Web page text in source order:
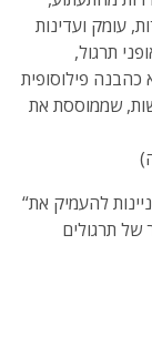
עומק ועדינות
תרגול,
פילוסופית
שממוססת את
“ראייה שמשחררת יעניק למתרגלות מנוסות, שמעוניינות להעמיק את
תרגולים